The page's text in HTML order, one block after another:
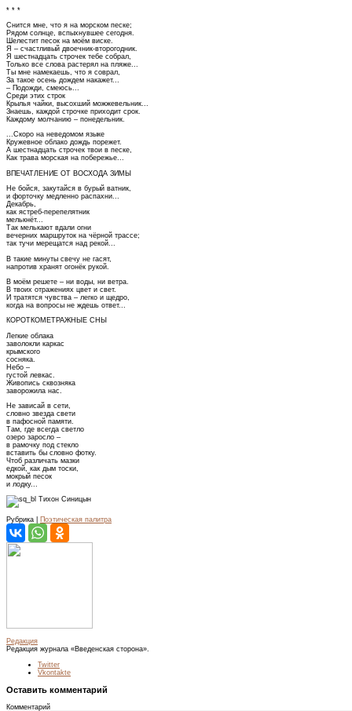
* * *
Снится мне, что я на морском песке;
Рядом солнце, вспыхнувшее сегодня.
Шелестит песок на моём виске.
Я – счастливый двоечник-второгодник.
Я шестнадцать строчек тебе собрал,
Только все слова растерял на пляже...
Ты мне намекаешь, что я соврал,
За такое осень дождем накажет...
– Подожди, смеюсь...
Среди этих строк
Крылья чайки, высохший можжевельник...
Знаешь, каждой строчке приходит срок.
Каждому молчанию – понедельник.
...Скоро на неведомом языке
Кружевное облако дождь порежет.
А шестнадцать строчек твои в песке,
Как трава морская на побережье...
ВПЕЧАТЛЕНИЕ ОТ ВОСХОДА ЗИМЫ
Не бойся, закутайся в бурый ватник,
и форточку медленно распахни...
Декабрь,
как ястреб-перепелятник
мелькнёт...
Так мелькают вдали огни
вечерних маршруток на чёрной трассе;
так тучи мерещатся над рекой...
В такие минуты свечу не гасят,
напротив хранят огонёк рукой.
В моём решете – ни воды, ни ветра.
В твоих отражениях цвет и свет.
И тратятся чувства – легко и щедро,
когда на вопросы не ждешь ответ...
КОРОТКОМЕТРАЖНЫЕ СНЫ
Легкие облака
заволокли каркас
крымского
сосняка.
Небо –
густой левкас.
Живопись сквозняка
заворожила нас.
Не зависай в сети,
словно звезда свети
в пафосной памяти.
Там, где всегда светло
озеро заросло –
в рамочку под стекло
вставить бы словно фотку.
Чтоб различать мазки
едкой, как дым тоски,
мокрый песок
и лодку...
Тихон Синицын
Рубрика | Поэтическая палитра
Редакция
Редакция журнала «Введенская сторона».
Twitter
Vkontakte
Оставить комментарий
Комментарий